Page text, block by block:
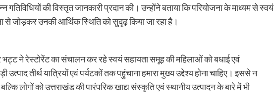
गतिविधियों की विस्तृत जानकारी प्रदान की। उन्होंने बताया कि परियोजना के माध्यम से स्वयं
से जोड़कर उनकी आर्थिक स्थिति को सुदृढ़ किया जा रहा है।
ने रेस्टोरेंट का संचालन कर रहे स्वयं सहायता समूह की महिलाओं को बधाई एवं
तीर्थ यात्रियों एवं पर्यटकों तक पहुंचाना हमारा मुख्य उद्देश्य होना चाहिए। इससे न
लोगों को उत्तराखंड की पारंपरिक खाद्य संस्कृति एवं स्थानीय उत्पादन के बारे में भी